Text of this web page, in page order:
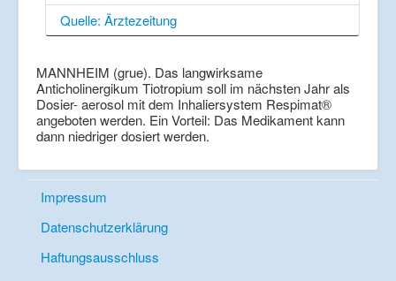
Quelle: Ärztezeitung
MANNHEIM (grue). Das langwirksame
Anticholinergikum Tiotropium soll im nächsten Jahr als
Dosier- aerosol mit dem Inhaliersystem Respimat®
angeboten werden. Ein Vorteil: Das Medikament kann
dann niedriger dosiert werden.
Impressum
Datenschutzerklärung
Haftungsausschluss